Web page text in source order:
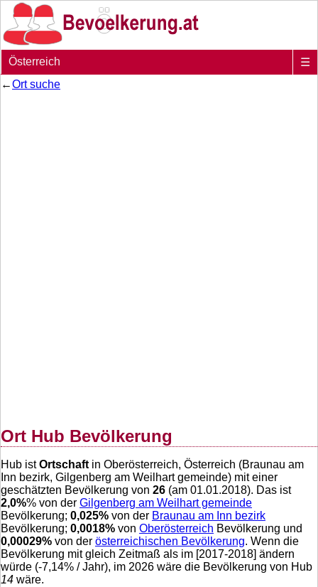
Österreich
☰
←Ort suche
Ort Hub Bevölkerung
Hub istOrtschaft in Oberösterreich, Österreich (Braunau am
Inn bezirk, Gilgenberg am Weilhart gemeinde) mit einer
geschätzten Bevölkerung von 26 (am 01.01.2018). Das ist
2,0%% von der Gilgenberg am Weilhart gemeinde
Bevölkerung; 0,025% von der Braunau am Inn bezirk
Bevölkerung; 0,0018% von Oberösterreich Bevölkerung und
0,00029% von der österreichischen Bevölkerung. Wenn die
Bevölkerung mit gleich Zeitmaß als im [2017-2018] ändern
würde (-7,14% / Jahr), im 2026 wäre die Bevölkerung von Hub
14 wäre.